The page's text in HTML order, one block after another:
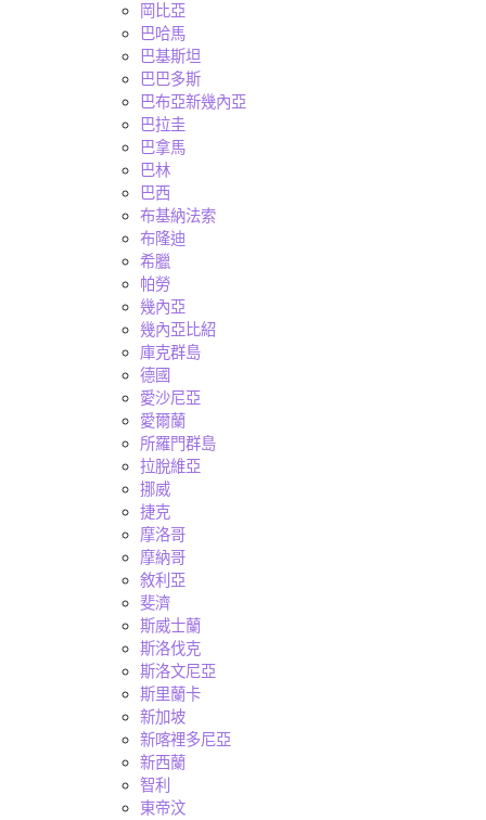
岡比亞
巴哈馬
巴基斯坦
巴巴多斯
巴布亞新幾內亞
巴拉圭
巴拿馬
巴林
巴西
布基納法索
布隆迪
希臘
帕勞
幾內亞
幾內亞比紹
庫克群島
德國
愛沙尼亞
愛爾蘭
所羅門群島
拉脫維亞
挪威
捷克
摩洛哥
摩納哥
敘利亞
斐濟
斯威士蘭
斯洛伐克
斯洛文尼亞
斯里蘭卡
新加坡
新喀裡多尼亞
新西蘭
智利
東帝汶